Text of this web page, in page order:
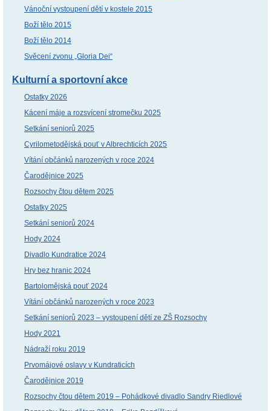
Vánoční vystoupení dětí v kostele 2015
Boží tělo 2015
Boží tělo 2014
Svěcení zvonu „Gloria Dei“
Kulturní a sportovní akce
Ostatky 2026
Kácení máje a rozsvícení stromečku 2025
Setkání seniorů 2025
Cyrilometodějská pouť v Albrechticích 2025
Vítání občánků narozených v roce 2024
Čarodějnice 2025
Rozsochy čtou dětem 2025
Ostatky 2025
Setkání seniorů 2024
Hody 2024
Divadlo Kundratice 2024
Hry bez hranic 2024
Bartolomějská pouť 2024
Vítání občánků narozených v roce 2023
Setkání seniorů 2023 – vystoupení dětí ze ZŠ Rozsochy
Hody 2021
Nádraží roku 2019
Prvomájové oslavy v Kundraticích
Čarodějnice 2019
Rozsochy čtou dětem 2019 – Pohádkové divadlo Sandry Riedlové